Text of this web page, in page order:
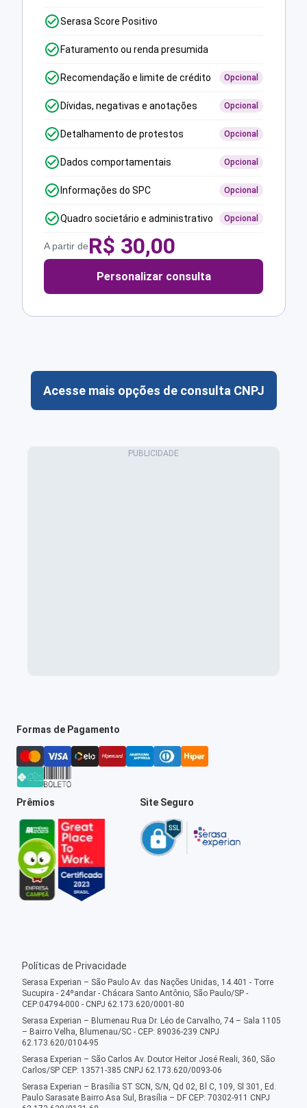
Serasa Score Positivo
Faturamento ou renda presumida
Recomendação e limite de crédito Opcional
Dívidas, negativas e anotações Opcional
Detalhamento de protestos Opcional
Dados comportamentais Opcional
Informações do SPC Opcional
Quadro societário e administrativo Opcional
A partir deR$ 30,00
Personalizar consulta
Acesse mais opções de consulta CNPJ
Formas de Pagamento
Prêmios Site Seguro
Políticas de Privacidade
Serasa Experian – São Paulo Av. das Nações Unidas, 14.401 - Torre
Sucupira - 24ºandar - Chácara Santo Antônio, São Paulo/SP -
CEP:04794-000 - CNPJ 62.173.620/0001-80
Serasa Experian – Blumenau Rua Dr. Léo de Carvalho, 74 – Sala 1105
– Bairro Velha, Blumenau/SC - CEP: 89036-239 CNPJ
62.173.620/0104-95
Serasa Experian – São Carlos Av. Doutor Heitor José Reali, 360, São
Carlos/SP CEP: 13571-385 CNPJ 62.173.620/0093-06
Serasa Experian – Brasília ST SCN, S/N, Qd 02, Bl C, 109, Sl 301, Ed.
Paulo Sarasate Bairro Asa Sul, Brasília – DF CEP: 70302-911 CNPJ